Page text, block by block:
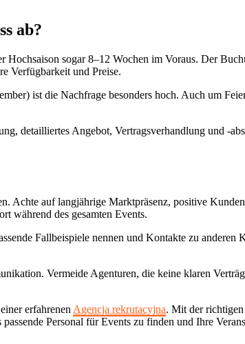
ab?
Hochsaison sogar 8–12 Wochen im Voraus. Der
Verfügbarkeit und Preise.
ist die Nachfrage besonders hoch. Auch um
detailliertes Angebot, Vertragsverhandlung und -
Achte auf langjährige Marktpräsenz, positive
während des gesamten Events.
Fallbeispiele nennen und Kontakte zu anderen
Vermeide Agenturen, die keine klaren
erfahrenen Agencja rekrutacyjna. Mit der
Personal für Events zu finden und Ihre